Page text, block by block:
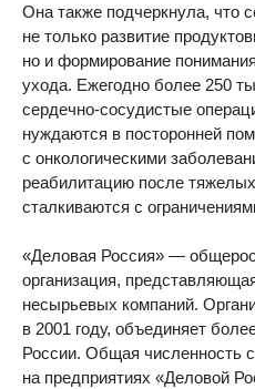
Она также подчеркнула, что
не только развитие
но и формирование
ухода. Ежегодно более 250
сердечно-сосудистые
нуждаются в посторонней
с онкологическими
реабилитацию после
сталкиваются с
«Деловая Россия» —
организация,
несырьевых компаний.
в 2001 году, объединяет
России. Общая численность
на предприятиях «Деловой